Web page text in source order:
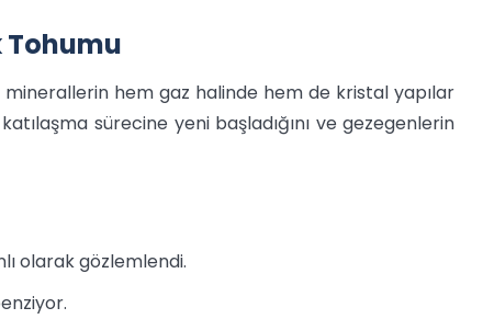
Tohumu
hem gaz halinde hem de kristal yapılar
sürecine yeni başladığını ve gezegenlerin
olarak gözlemlendi.